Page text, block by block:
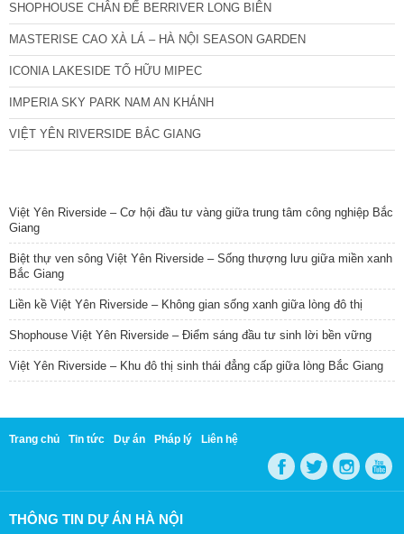
SHOPHOUSE CHÂN ĐẾ BERRIVER LONG BIÊN
MASTERISE CAO XÀ LÁ – HÀ NỘI SEASON GARDEN
ICONIA LAKESIDE TỐ HỮU MIPEC
IMPERIA SKY PARK NAM AN KHÁNH
VIỆT YÊN RIVERSIDE BẮC GIANG
Việt Yên Riverside – Cơ hội đầu tư vàng giữa trung tâm công nghiệp Bắc
Giang
Biệt thự ven sông Việt Yên Riverside – Sống thượng lưu giữa miền xanh
Bắc Giang
Liền kề Việt Yên Riverside – Không gian sống xanh giữa lòng đô thị
Shophouse Việt Yên Riverside – Điểm sáng đầu tư sinh lời bền vững
Việt Yên Riverside – Khu đô thị sinh thái đẳng cấp giữa lòng Bắc Giang
Trang chủ Tin tức Dự án Pháp lý Liên hệ
THÔNG TIN DỰ ÁN HÀ NỘI